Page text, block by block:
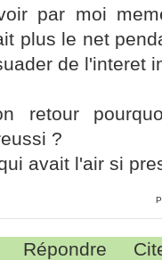
par moi
plus le net
de l'interet
retour
?
avait l'air si
Répondre